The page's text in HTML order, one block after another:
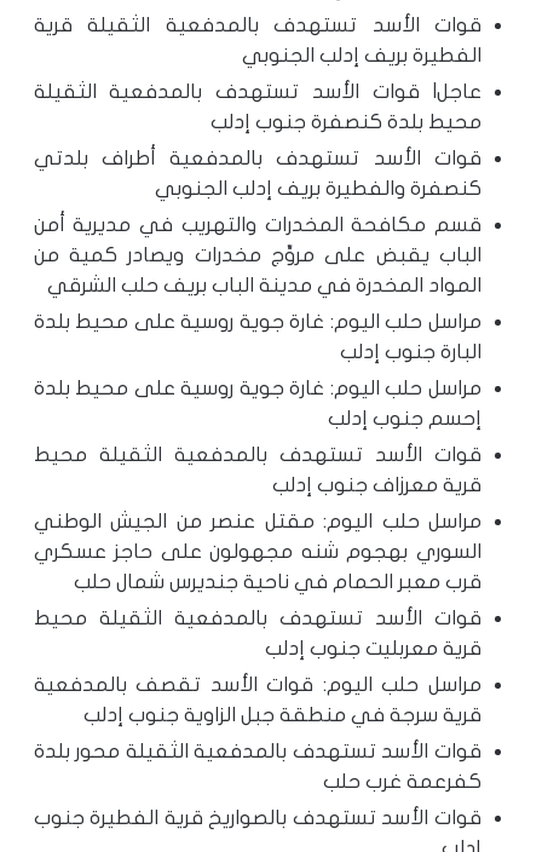
قوات الأسد تستهدف بالمدفعية الثقيلة قرية
الفطيرة بريف إدلب الجنوبي
عاجل| قوات الأسد تستهدف بالمدفعية الثقيلة
محيط بلدة كنصفرة جنوب إدلب
قوات الأسد تستهدف بالمدفعية أطراف بلدتي
كنصفرة والفطيرة بريف إدلب الجنوبي
قسم مكافحة المخدرات والتهريب في مديرية أمن
الباب يقبض على مروِّج مخدرات ويصادر كمية من
المواد المخدرة في مدينة الباب بريف حلب الشرقي
مراسل حلب اليوم: غارة جوية روسية على محيط بلدة
البارة جنوب إدلب
مراسل حلب اليوم: غارة جوية روسية على محيط بلدة
إحسم جنوب إدلب
قوات الأسد تستهدف بالمدفعية الثقيلة محيط
قرية معرزاف جنوب إدلب
مراسل حلب اليوم: مقتل عنصر من الجيش الوطني
السوري بهجوم شنه مجهولون على حاجز عسكري
قرب معبر الحمام في ناحية جنديرس شمال حلب
قوات الأسد تستهدف بالمدفعية الثقيلة محيط
قرية معربليت جنوب إدلب
مراسل حلب اليوم: قوات الأسد تقصف بالمدفعية
قرية سرجة في منطقة جبل الزاوية جنوب إدلب
قوات الأسد تستهدف بالمدفعية الثقيلة محور بلدة
كفرعمة غرب حلب
قوات الأسد تستهدف بالصواريخ قرية الفطيرة جنوب
إدلب